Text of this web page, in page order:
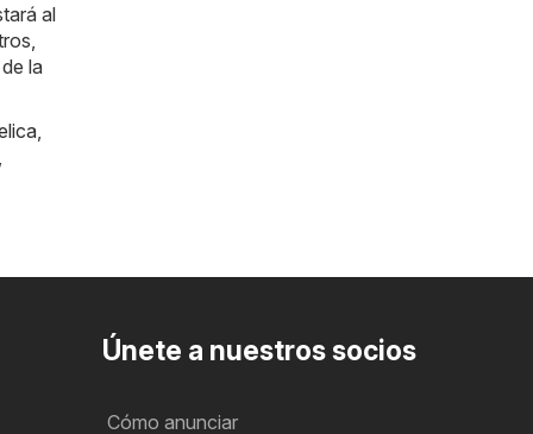
al
la
Únete a nuestros socios
Cómo anunciar